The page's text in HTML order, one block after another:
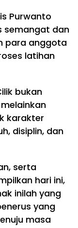
Purwanto
semangat dan
para anggota
latihan
bukan
karakter
disiplin, dan
serta
hari ini,
inilah yang
yang
masa